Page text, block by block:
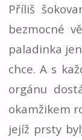
Příliš
bezmocné
paladinka
chce. A s
orgánu
okamžikem
jejíž prsty